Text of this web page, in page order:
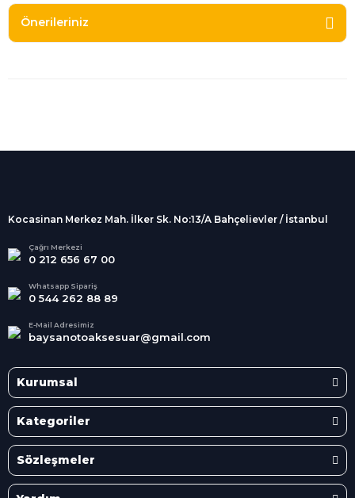
Önerileriniz
Alışveriş
kargolanmaktadır.
Tüm Kredi Kartlarına taksit
seçenekleri
Kocasinan Merkez Mah. İlker Sk. No:13/A Bahçelievler / İstanbul
Çağrı Merkezi
0 212 656 67 00
Whatsapp Sipariş
0 544 262 88 89
E-Mail Adresimiz
baysanotoaksesuar@gmail.com
Kurumsal
Kategoriler
Sözleşmeler